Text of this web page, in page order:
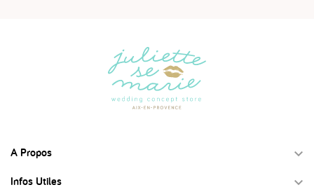
A Propos 
Infos Utiles 